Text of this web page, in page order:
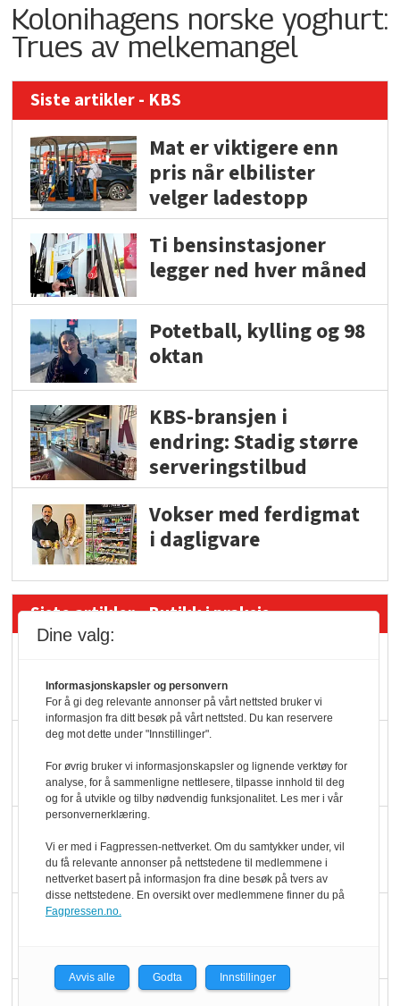
Kolonihagens norske yoghurt:
Trues av melkemangel
Siste artikler - KBS
Mat er viktigere enn
pris når elbilister
velger ladestopp
Ti bensinstasjoner
legger ned hver måned
Potetball, kylling og 98
oktan
KBS-bransjen i
endring: Stadig større
serveringstilbud
Vokser med ferdigmat
i dagligvare
Siste artikler - Butikk i praksis
dundrer videre
Slik opprettholdes
ølsalget
hyller
Dine valg:
Informasjonskapsler og personvern
For å gi deg relevante annonser på vårt nettsted bruker vi
informasjon fra ditt besøk på vårt nettsted. Du kan reservere
deg mot dette under "Innstillinger".
For øvrig bruker vi informasjonskapsler og lignende verktøy for
analyse, for å sammenligne nettlesere, tilpasse innhold til deg
og for å utvikle og tilby nødvendig funksjonalitet. Les mer i vår
personvernerklæring.
Vi er med i Fagpressen-nettverket. Om du samtykker under, vil
du få relevante annonser på nettstedene til medlemmene i
nettverket basert på informasjon fra dine besøk på tvers av
disse nettstedene. En oversikt over medlemmene finner du på
Fagpressen.no.
Avvis alle Godta Innstillinger